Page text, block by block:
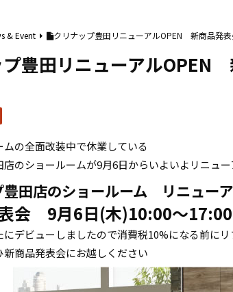
& Event クリナップ豊田リニューアルOPEN 新商品発
プ豊田リニューアルOPEN
の全面改装中で休業している
のショールームが9月6日からいよいよリニュー
豊田店のショールーム リニュー
会 9月6日(木)10:00～17:00
デビューしましたので消費税10%になる前に
新商品発表会にお越しください